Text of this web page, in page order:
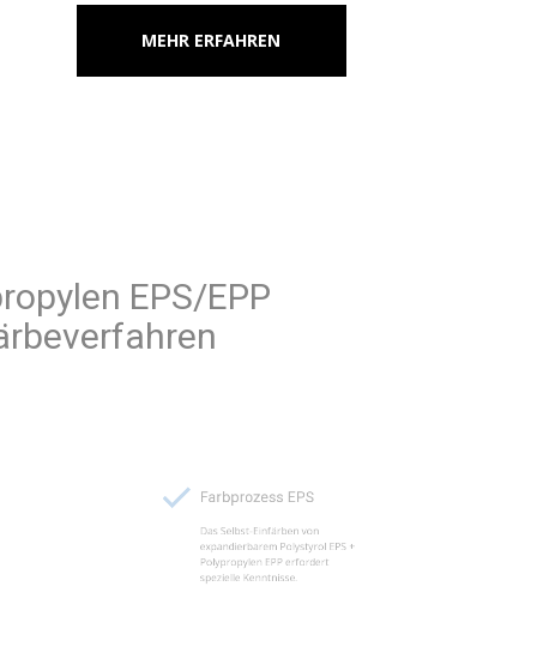
MEHR ERFAHREN
Polypropylen EPS/EPP
Färbeverfahren
expandierbarem Polystyrol EPS +
Polypropylen EPP erfordert